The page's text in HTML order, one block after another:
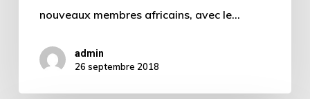
nouveaux membres africains, avec le…
admin
26 septembre 2018